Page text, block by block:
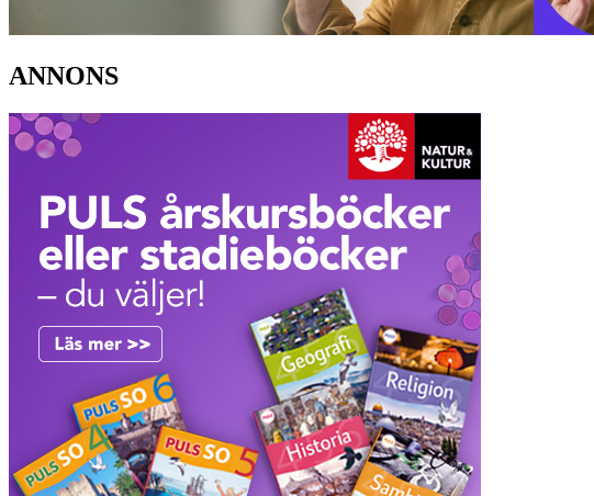
ANNONS